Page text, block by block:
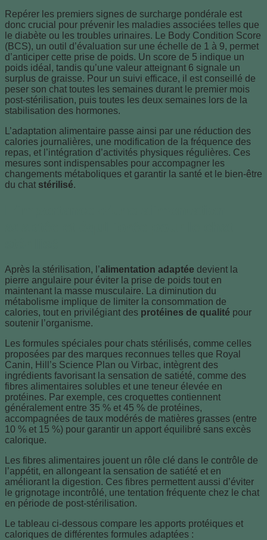
Repérer les premiers signes de surcharge pondérale est
donc crucial pour prévenir les maladies associées telles que
le diabète ou les troubles urinaires. Le Body Condition Score
(BCS), un outil d’évaluation sur une échelle de 1 à 9, permet
d’anticiper cette prise de poids. Un score de 5 indique un
poids idéal, tandis qu’une valeur atteignant 6 signale un
surplus de graisse. Pour un suivi efficace, il est conseillé de
peser son chat toutes les semaines durant le premier mois
post-stérilisation, puis toutes les deux semaines lors de la
stabilisation des hormones.
L’adaptation alimentaire passe ainsi par une réduction des
calories journalières, une modification de la fréquence des
repas, et l’intégration d’activités physiques régulières. Ces
mesures sont indispensables pour accompagner les
changements métaboliques et garantir la santé et le bien-être
du chat stérilisé.
Après la stérilisation, l’alimentation adaptée devient la
pierre angulaire pour éviter la prise de poids tout en
maintenant la masse musculaire. La diminution du
métabolisme implique de limiter la consommation de
calories, tout en privilégiant des protéines de qualité pour
soutenir l’organisme.
Les formules spéciales pour chats stérilisés, comme celles
proposées par des marques reconnues telles que Royal
Canin, Hill’s Science Plan ou Virbac, intègrent des
ingrédients favorisant la sensation de satiété, comme des
fibres alimentaires solubles et une teneur élevée en
protéines. Par exemple, ces croquettes contiennent
généralement entre 35 % et 45 % de protéines,
accompagnées de taux modérés de matières grasses (entre
10 % et 15 %) pour garantir un apport équilibré sans excès
calorique.
Les fibres alimentaires jouent un rôle clé dans le contrôle de
l’appétit, en allongeant la sensation de satiété et en
améliorant la digestion. Ces fibres permettent aussi d’éviter
le grignotage incontrôlé, une tentation fréquente chez le chat
en période de post-stérilisation.
Le tableau ci-dessous compare les apports protéiques et
caloriques de différentes formules adaptées :